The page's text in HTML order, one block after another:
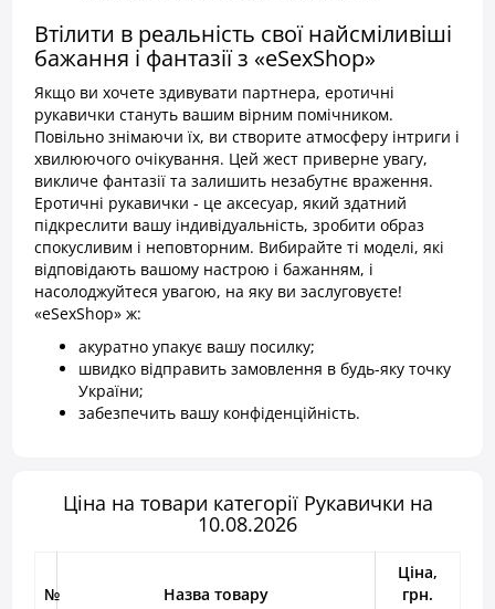
Втілити в реальність свої найсміливіші
бажання і фантазії з «eSexShop»
Якщо ви хочете здивувати партнера, еротичні
рукавички стануть вашим вірним помічником.
Повільно знімаючи їх, ви створите атмосферу інтриги і
хвилюючого очікування. Цей жест приверне увагу,
викличе фантазії та залишить незабутнє враження.
Еротичні рукавички - це аксесуар, який здатний
підкреслити вашу індивідуальність, зробити образ
спокусливим і неповторним. Вибирайте ті моделі, які
відповідають вашому настрою і бажанням, і
насолоджуйтеся увагою, на яку ви заслуговуєте!
«eSexShop» ж:
акуратно упакує вашу посилку;
швидко відправить замовлення в будь-яку точку
України;
забезпечить вашу конфіденційність.
Ціна на товари категорії Рукавички на
10.08.2026
№ Назва товару
Ціна,
грн.